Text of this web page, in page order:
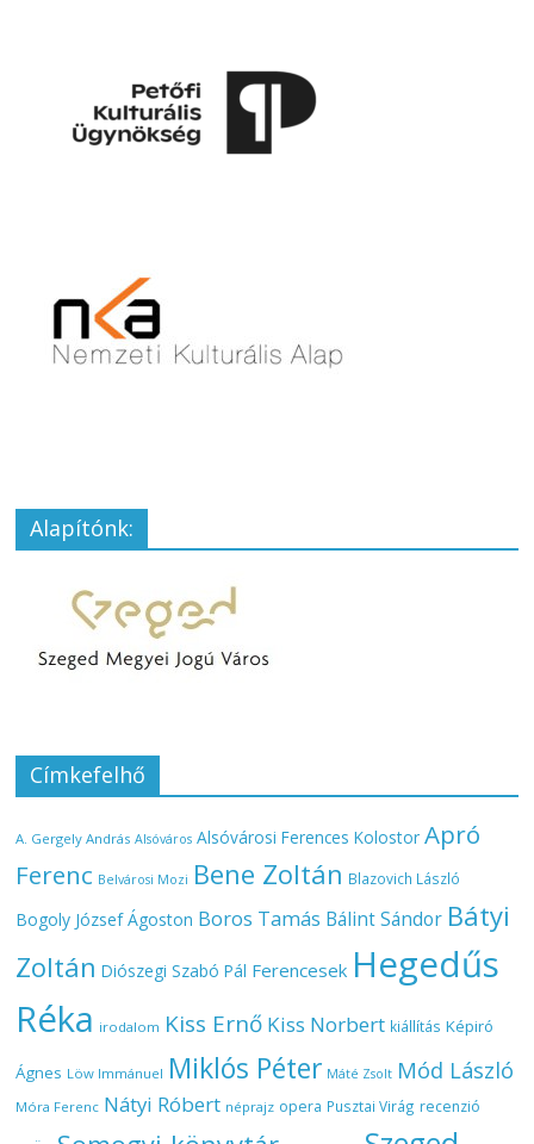
Alapítónk:
Címkefelhő
A. Gergely András Alsóváros Alsóvárosi Ferences Kolostor Apró
Ferenc Belvárosi Mozi Bene Zoltán Blazovich László
Bogoly József Ágoston Boros Tamás Bálint Sándor Bátyi
Zoltán Diószegi Szabó Pál Ferencesek Hegedűs
Réka irodalom Kiss Ernő Kiss Norbert kiállítás Képiró
Ágnes Löw Immánuel Miklós Péter Máté Zsolt Mód László
Móra Ferenc Nátyi Róbert néprajz opera Pusztai Virág recenzió